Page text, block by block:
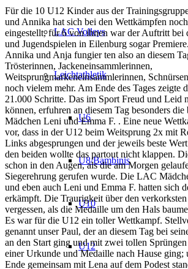
LAC Volleys
Leichtathletik
U6
U8/Bambinis
U10
U12
Für die 10 U12 Kinder aus der
und Annika hat sich bei den Wettkämpfen
eingestellt, für 6 von ihnen war der Auftritt bei
und Jugendspielen in Eilenburg sogar
Annika und Anja fungier ten also an diesem
Trösterinnen, Jackeneinsammlerinnen,
Weitsprungmarkeneinsammlerinnen,
noch vielem mehr. Am Ende des Tages zeigte
21.000 Schritte. Das im Sport Freud und Leid
können, erfuhren an diesem Tag besonders
Mädchen Leni und Emma F. . Eine neue
vor, dass in der U12 beim Weitsprung 2x mit
Links abgesprungen und der jeweils beste
den beiden wollte das partout nicht klappen.
schon in den Augen, als die am Morgen
Siegerehrung gerufen wurde. Die LAC
und eben auch Leni und Emma F. hatten sich
erkämpft. Die Traurigkeit über den
vergessen, als die Medaille um den Hals
Es war für die U12 ein toller Wettkampf.
genannt unser Paul, der an diesem Tag bei
an den Start ging und mit zwei tollen
einer Urkunde und Medaille nach Hause ging;
Ende gemeinsam mit Lena auf dem Podest